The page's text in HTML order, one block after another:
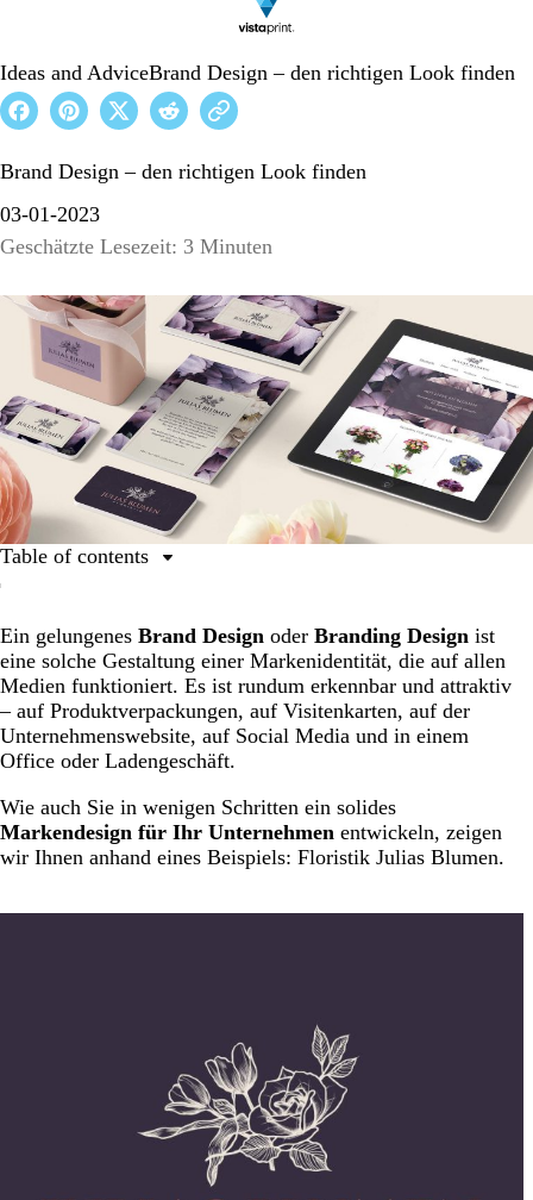
Ideas and AdviceBrand Design – den richtigen Look finden
Brand Design – den richtigen Look finden
03-01-2023
Geschätzte Lesezeit: 3 Minuten
Ein gelungenes Brand Design oder Branding Design ist
eine solche Gestaltung einer Markenidentität, die auf allen
Medien funktioniert. Es ist rundum erkennbar und attraktiv
– auf Produktverpackungen, auf Visitenkarten, auf der
Unternehmenswebsite, auf Social Media und in einem
Office oder Ladengeschäft.
Wie auch Sie in wenigen Schritten ein solides
Markendesign für Ihr Unternehmen entwickeln, zeigen
wir Ihnen anhand eines Beispiels: Floristik Julias Blumen.
Table of contents
die Farben
die Markenidentität
Das Markendesign auf einen Blick
Der Designer